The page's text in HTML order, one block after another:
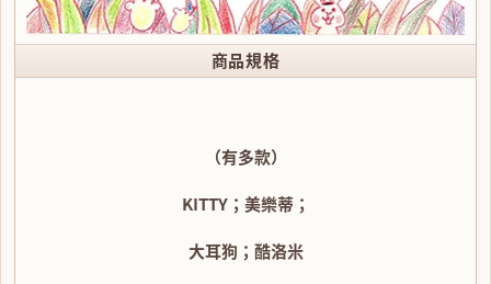
商品規格
（有多款）
KITTY；美樂蒂；
大耳狗；酷洛米